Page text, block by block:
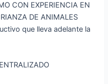
CON EXPERIENCIA EN
DE ANIMALES
que lleva adelante la